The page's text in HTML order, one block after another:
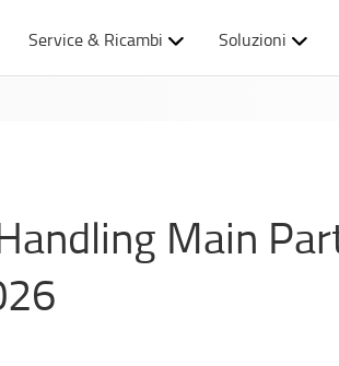
Service & Ricambi Soluzioni
Main